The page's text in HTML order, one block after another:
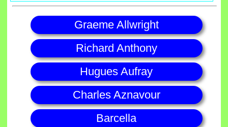
Graeme Allwright
Richard Anthony
Hugues Aufray
Charles Aznavour
Barcella